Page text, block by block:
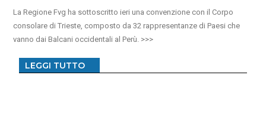
La Regione Fvg ha sottoscritto ieri una convenzione con il Corpo
consolare di Trieste, composto da 32 rappresentanze di Paesi che
vanno dai Balcani occidentali al Perù.
LEGGI TUTTO